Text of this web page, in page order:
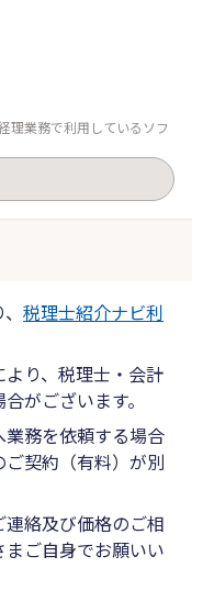
理業務で利用しているソフ
、税理士紹介ナビ利
り、税理士・会計
がございます。
務を依頼する場合
契約（有料）が別
絡及び価格のご相
ご自身でお願いい